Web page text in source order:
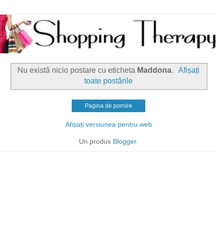
Nu există nicio postare cu eticheta Maddona.
Afișați
toate postările
Pagina de pornire
Afișați versiunea pentru web
Un produs Blogger.